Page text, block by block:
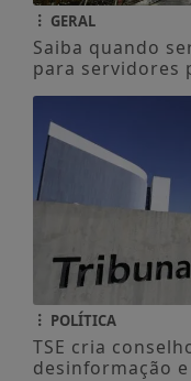
GERAL
Saiba quando
para servidores
POLÍTICA
TSE cria
desinformação